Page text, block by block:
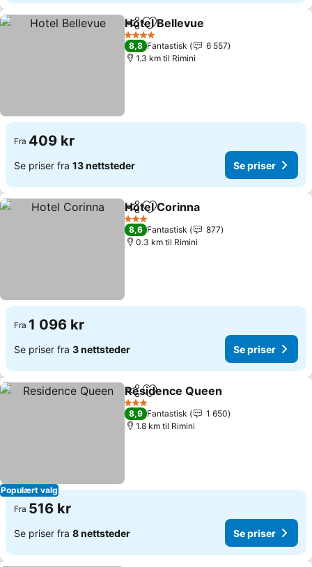
Del Legg til i favoritter
Hotel Bellevue
4 Stjerner
8,8 Fantastisk
6 557
1.3 km til Rimini
Fra 409 kr
Se priser fra 13 nettsteder Se priser
Del Legg til i favoritter
Hotel Corinna
3 Stjerner
8,6 Fantastisk
877
0.3 km til Rimini
Fra 1 096 kr
Se priser fra 3 nettsteder Se priser
Populært valg
Del Legg til i favoritter
Residence Queen
3 Stjerner
8,9 Fantastisk
1 650
1.8 km til Rimini
Fra 516 kr
Se priser fra 8 nettsteder Se priser